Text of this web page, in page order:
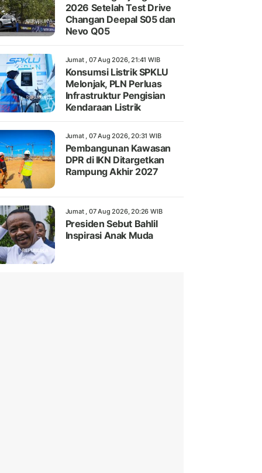
2026 Setelah Test Drive
Changan Deepal S05 dan
Nevo Q05
Jumat , 07 Aug 2026, 21:41 WIB
Konsumsi Listrik SPKLU
Melonjak, PLN Perluas
Infrastruktur Pengisian
Kendaraan Listrik
Jumat , 07 Aug 2026, 20:31 WIB
Pembangunan Kawasan
DPR di IKN Ditargetkan
Rampung Akhir 2027
Jumat , 07 Aug 2026, 20:26 WIB
Presiden Sebut Bahlil
Inspirasi Anak Muda